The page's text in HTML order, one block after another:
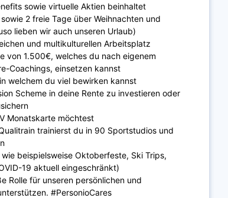
sowie virtuelle Aktien beinhaltet
2 freie Tage über Weihnachten und
lieben wir auch unseren Urlaub)
und multikulturellen Arbeitsplatz
von 1.500€, welches du nach eigenem
Coachings, einsetzen kannst
welchem du viel bewirken kannst
Scheme in deine Rente zu investieren oder
Monatskarte möchtest
trainierst du in 90 Sportstudios und
beispielsweise Oktoberfeste, Ski Trips,
19 aktuell eingeschränkt)
Rolle für unseren persönlichen und
#PersonioCares